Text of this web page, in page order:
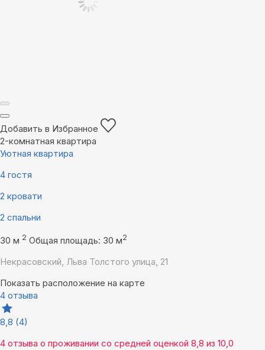
Добавить в Избранное
2-комнатная квартира
Уютная квартира
4 гостя
2 кровати
2 спальни
30 м 2 Общая площадь: 30 м2
Некрасовский, Льва Толстого улица, 21
Показать расположение на карте
4 отзыва
8,8 (4)
4 отзыва о проживании со средней оценкой 8,8 из 10,0